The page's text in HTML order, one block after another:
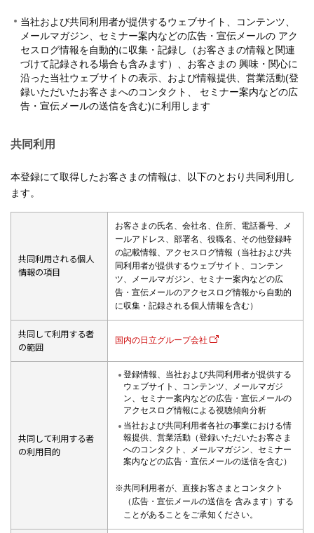
当社および共同利用者が提供するウェブサイト、コンテンツ、
メールマガジン、セミナー案内などの広告・宣伝メールの アク
セスログ情報を自動的に収集・記録し（お客さまの情報と関連
づけて記録される場合も含みます）、お客さまの 興味・関心に
沿った当社ウェブサイトの表示、および情報提供、営業活動(登
録いただいたお客さまへのコンタクト、 セミナー案内などの広
告・宣伝メールの送信を含む)に利用します
共同利用
本登録にて取得したお客さまの情報は、以下のとおり共同利用し
ます。
共同利用される個人
情報の項目
お客さまの氏名、会社名、住所、電話番号、メ
ールアドレス、部署名、役職名、その他登録時
の記載情報、アクセスログ情報（当社および共
同利用者が提供するウェブサイト、コンテン
ツ、メールマガジン、セミナー案内などの広
告・宣伝メールのアクセスログ情報から自動的
に収集・記録される個人情報を含む）
共同して利用する者
の範囲
国内の日立グループ会社
共同して利用する者
の利用目的
登録情報、当社および共同利用者が提供する
ウェブサイト、コンテンツ、メールマガジ
ン、セミナー案内などの広告・宣伝メールの
アクセスログ情報による視聴傾向分析
当社および共同利用者各社の事業における情
報提供、営業活動（登録いただいたお客さま
へのコンタクト、メールマガジン、セミナー
案内などの広告・宣伝メールの送信を含む）
※共同利用者が、直接お客さまとコンタクト
（広告・宣伝メールの送信を 含みます）する
ことがあることをご承知ください。